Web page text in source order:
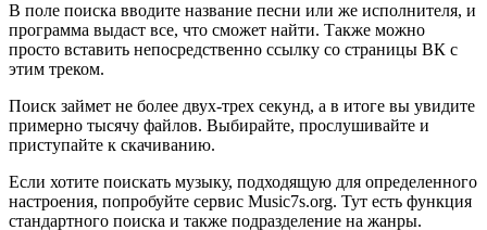
В поле поиска вводите название песни или же исполнителя, и
программа выдаст все, что сможет найти. Также можно
просто вставить непосредственно ссылку со страницы ВК с
этим треком.
Поиск займет не более двух-трех секунд, а в итоге вы увидите
примерно тысячу файлов. Выбирайте, прослушивайте и
приступайте к скачиванию.
Если хотите поискать музыку, подходящую для определенного
настроения, попробуйте сервис Music7s.org. Тут есть функция
стандартного поиска и также подразделение на жанры.